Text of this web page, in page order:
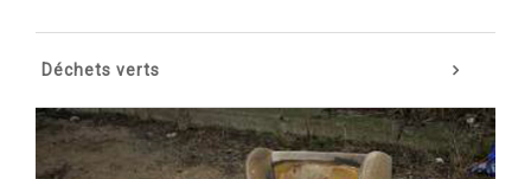
Déchets verts